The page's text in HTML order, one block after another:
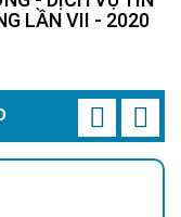
LẦN VII - 2020